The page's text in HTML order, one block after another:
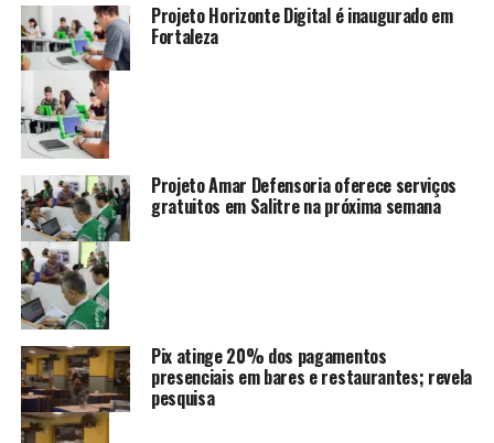
Projeto Horizonte Digital é inaugurado em
Fortaleza
Projeto Amar Defensoria oferece serviços
gratuitos em Salitre na próxima semana
Pix atinge 20% dos pagamentos
presenciais em bares e restaurantes; revela
pesquisa